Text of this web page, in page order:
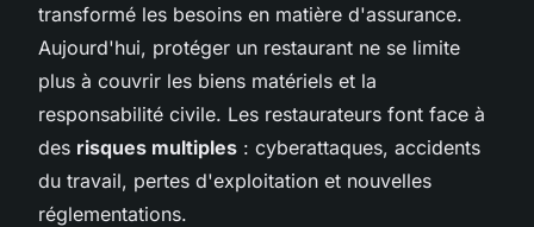
transformé les besoins en matière d'assurance.
Aujourd'hui, protéger un restaurant ne se limite
plus à couvrir les biens matériels et la
responsabilité civile. Les restaurateurs font face à
des risques multiples : cyberattaques, accidents
du travail, pertes d'exploitation et nouvelles
réglementations.